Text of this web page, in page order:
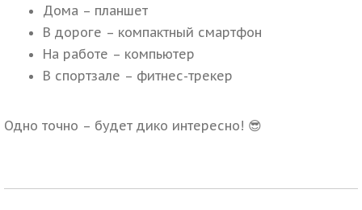
Дома – планшет
В дороге – компактный смартфон
На работе – компьютер
В спортзале – фитнес-трекер
Одно точно – будет дико интересно! 😎